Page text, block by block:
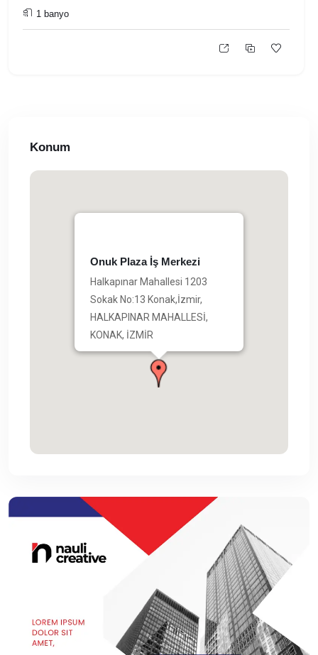
1 banyo
Konum
Onuk Plaza İş Merkezi
Halkapınar Mahallesi 1203
Sokak No:13 Konak,İzmir,
HALKAPINAR MAHALLESİ,
KONAK, İZMİR